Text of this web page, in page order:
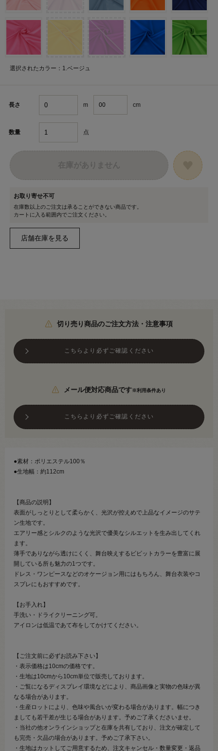
選択されたカラー：1.ベージュ
長さ m cm
数量 点
お取り寄せ不可
在庫数以上のご注文は承ることができない商品です。
カートに入る範囲内でご注文ください。
切り売り商品のご注文方法・注意事項
こちらより必ずご確認ください
メール便対応商品です※利用条件あり
こちらより必ずご確認ください
●素材：ポリエステル100％
●生地幅：約112cm
【商品の説明】
表面がしっとりとして柔らかく、光沢が控えめで上品なイメージのサテ
ン生地です。
エアリー感とシルクのような光沢で優美なシルエットを生み出してくれ
ます。
薄手でありながら透けにくく、舞台映えするビビットカラーを豊富に展
開している所も魅力の1つです。
ドレス・ワンピースなどのオケージョン用にはもちろん、舞台衣装やコ
スプレにもおすすめです。
【お手入れ】
手洗い・ドライクリーニング可。
アイロンは低温であて布をしてかけてください。
【ご注文前に必ずお読み下さい】
・表示価格は10cmの価格です。
・生地は10cmから10cm単位で販売しております。
・ご覧になるディスプレイ環境などにより、商品画像と実物の色味が異
なる場合があります。
・生産ロットにより、色味や風合いが変わる場合があります。幅につき
ましても若干差が生じる場合があります。予めご了承くださいませ。
・当社の他オンラインショップと在庫を共有しており、注文が確定して
も完売・欠品の場合があります。予めご了承下さい。
・生地はカットしてご用意するため、注文キャンセル・数量変更・返品